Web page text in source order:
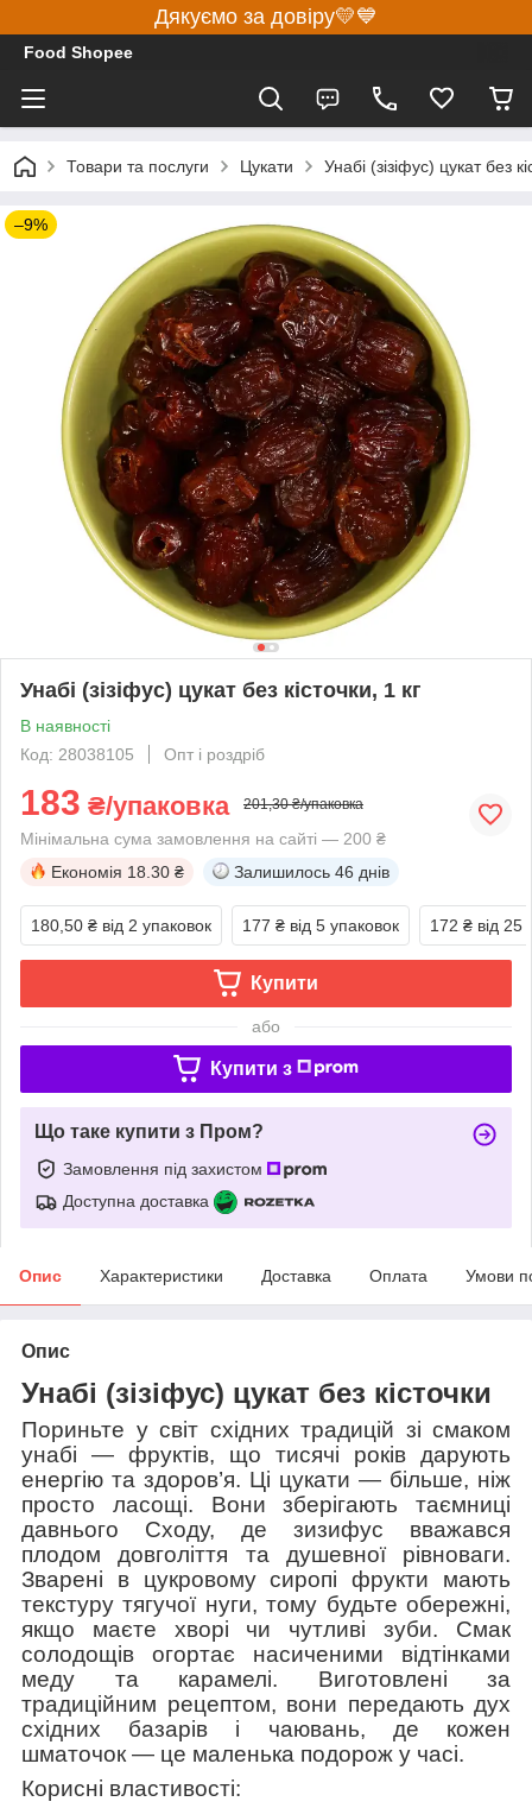
Дякуємо за довіру💛💙
Food Shopee
Товари та послуги Цукати Унабі (зізіфус) цукат без
–9%
Унабі (зізіфус) цукат без кісточки, 1 кг
В наявності
Код: 28038105
Опт і роздріб
183 ₴/упаковка 201,30 ₴/упаковка
Мінімальна сума замовлення на сайті — 200 ₴
Економія 18.30 ₴ Залишилось 46 днів
180,50 ₴ від 2 упаковок 177 ₴ від 5 упаковок 172 ₴ від 25
Купити
або
Купити з
Що таке купити з Пром?
Замовлення під захистом
Доступна доставка
Опис Характеристики Доставка Оплата Умови
Опис
Унабі (зізіфус) цукат без кісточки
Пориньте у світ східних традицій зі смаком
унабі — фруктів, що тисячі років дарують
енергію та здоров’я. Ці цукати — більше, ніж
просто ласощі. Вони зберігають таємниці
давнього Сходу, де зизифус вважався
плодом довголіття та душевної рівноваги.
Зварені в цукровому сиропі фрукти мають
текстуру тягучої нуги, тому будьте обережні,
якщо маєте хворі чи чутливі зуби. Смак
солодощів огортає насиченими відтінками
меду та карамелі. Виготовлені за
традиційним рецептом, вони передають дух
східних базарів і чаювань, де кожен
шматочок — це маленька подорож у часі.
Корисні властивості: